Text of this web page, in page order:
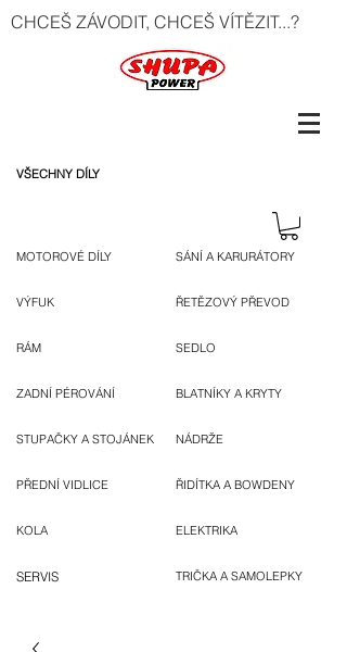
CHCEŠ ZÁVODIT, CHCEŠ VÍTĚZIT...?
VŠECHNY DÍLY
MOTOROVÉ DÍLY
VÝFUK
RÁM
ZADNÍ PÉROVÁNÍ
STUPAČKY A STOJÁNEK
PŘEDNÍ VIDLICE
KOLA
SERVIS
SÁNÍ A KARURÁTORY
ŘETĚZOVÝ PŘEVOD
SEDLO
BLATNÍKY A KRYTY
NÁDRŽE
ŘIDÍTKA A BOWDENY
ELEKTRIKA
TRIČKA A SAMOLEPKY